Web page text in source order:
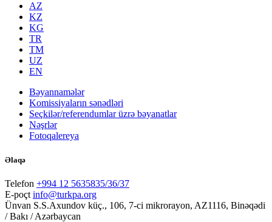
AZ
KZ
KG
TR
TM
UZ
EN
Bəyannamələr
Komissiyaların sənədləri
Seçkilər/referendumlar üzrə bəyanatlar
Nəşrlər
Fotoqalereya
Əlaqə
Telefon +994 12 5635835/36/37
E-poçt info@turkpa.org
Ünvan S.S.Axundov küç., 106, 7-ci mikrorayon, AZ1116, Binəqədi
/ Bakı / Azərbaycan